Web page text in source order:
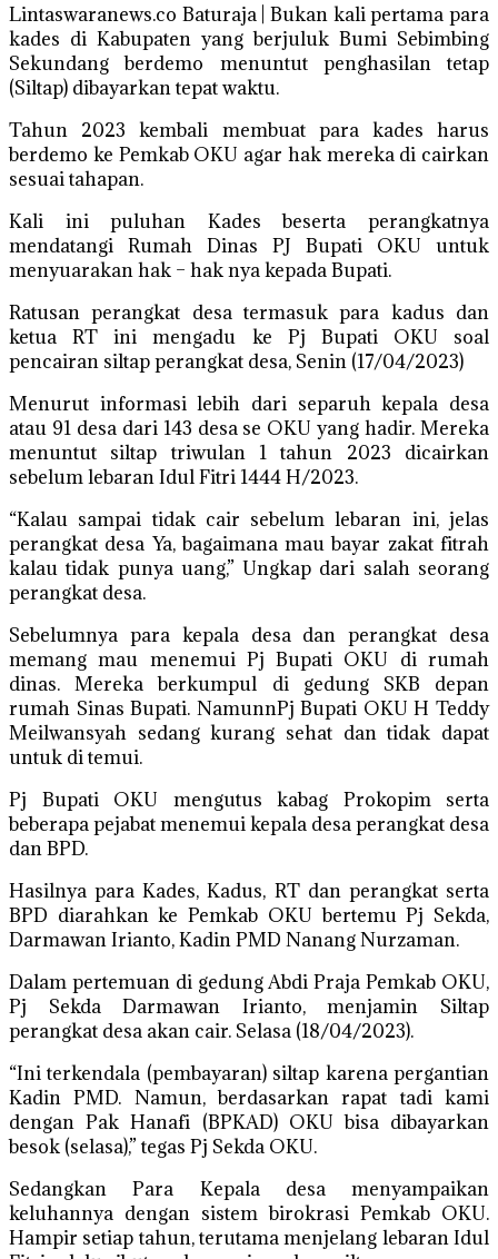
Lintaswaranews.co Baturaja | Bukan kali pertama para
kades di Kabupaten yang berjuluk Bumi Sebimbing
Sekundang berdemo menuntut penghasilan tetap
(Siltap) dibayarkan tepat waktu.
Tahun 2023 kembali membuat para kades harus
berdemo ke Pemkab OKU agar hak mereka di cairkan
sesuai tahapan.
Kali ini puluhan Kades beserta perangkatnya
mendatangi Rumah Dinas PJ Bupati OKU untuk
menyuarakan hak – hak nya kepada Bupati.
Ratusan perangkat desa termasuk para kadus dan
ketua RT ini mengadu ke Pj Bupati OKU soal
pencairan siltap perangkat desa, Senin (17/04/2023)
Menurut informasi lebih dari separuh kepala desa
atau 91 desa dari 143 desa se OKU yang hadir. Mereka
menuntut siltap triwulan 1 tahun 2023 dicairkan
sebelum lebaran Idul Fitri 1444 H/2023.
“Kalau sampai tidak cair sebelum lebaran ini, jelas
perangkat desa Ya, bagaimana mau bayar zakat fitrah
kalau tidak punya uang,” Ungkap dari salah seorang
perangkat desa.
Sebelumnya para kepala desa dan perangkat desa
memang mau menemui Pj Bupati OKU di rumah
dinas. Mereka berkumpul di gedung SKB depan
rumah Sinas Bupati. NamunnPj Bupati OKU H Teddy
Meilwansyah sedang kurang sehat dan tidak dapat
untuk di temui.
Pj Bupati OKU mengutus kabag Prokopim serta
beberapa pejabat menemui kepala desa perangkat desa
dan BPD.
Hasilnya para Kades, Kadus, RT dan perangkat serta
BPD diarahkan ke Pemkab OKU bertemu Pj Sekda,
Darmawan Irianto, Kadin PMD Nanang Nurzaman.
Dalam pertemuan di gedung Abdi Praja Pemkab OKU,
Pj Sekda Darmawan Irianto, menjamin Siltap
perangkat desa akan cair. Selasa (18/04/2023).
“Ini terkendala (pembayaran) siltap karena pergantian
Kadin PMD. Namun, berdasarkan rapat tadi kami
dengan Pak Hanafi (BPKAD) OKU bisa dibayarkan
besok (selasa),” tegas Pj Sekda OKU.
Sedangkan Para Kepala desa menyampaikan
keluhannya dengan sistem birokrasi Pemkab OKU.
Hampir setiap tahun, terutama menjelang lebaran Idul